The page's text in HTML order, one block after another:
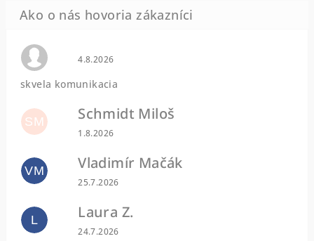
Hodnotenie obchodu je 0 z 5 hviezdičiek.
4.8.2026
skvela komunikacia
SM Schmidt Miloš
Hodnotenie obchodu je 5 z 5 hviezdičiek.
1.8.2026
VM Vladimír Mačák
Hodnotenie obchodu je 5 z 5 hviezdičiek.
25.7.2026
L Laura Z.
Hodnotenie obchodu je 5 z 5 hviezdičiek.
24.7.2026